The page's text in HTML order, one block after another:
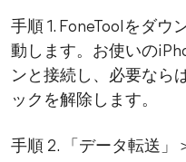
手順 1. FoneToolをダウ
動します。お使いの
ンと接続し、必要なら
ックを解除します。
手順 2. 「データ転送」